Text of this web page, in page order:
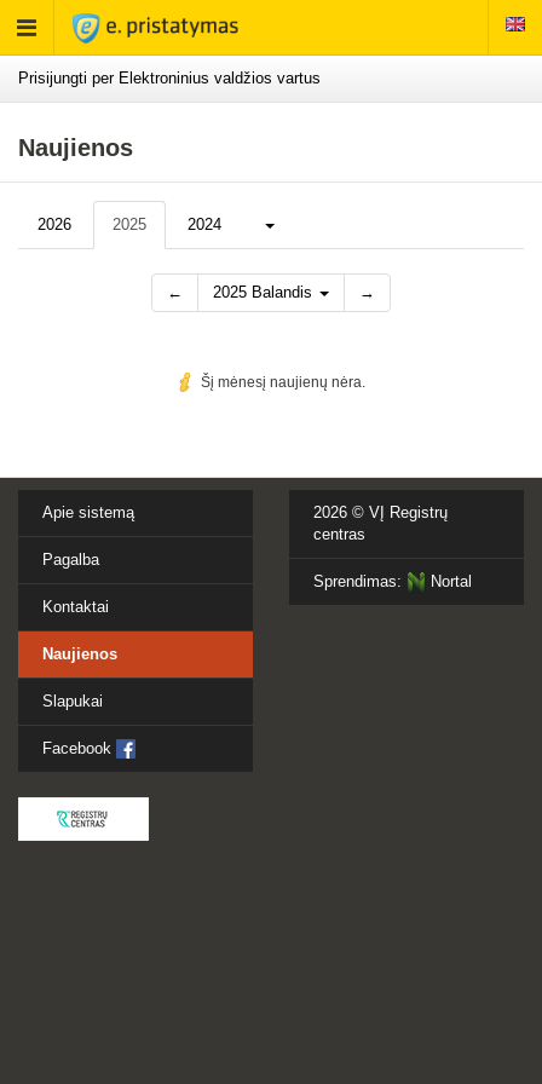
Rodyti
meniu
Prisijungti per Elektroninius valdžios vartus
Naujienos
2026 2025 2024 Daugiau...
← 2025 Balandis →
Šį mėnesį naujienų nėra.
Apie sistemą
Pagalba
Kontaktai
Naujienos
Slapukai
Facebook
2026 © VĮ Registrų
centras
Sprendimas: Nortal